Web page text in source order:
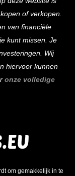
of verkopen.
van financiële
kunt missen. Je
Wij
hiervoor kunnen
onze volledige
om gemakkelijk in te